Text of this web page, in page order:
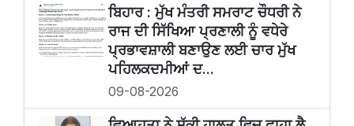
ਬਿਹਾਰ : ਮੁੱਖ ਮੰਤਰੀ ਸਮਰਾਟ ਚੌਧਰੀ ਨੇ
ਰਾਜ ਦੀ ਸਿੱਖਿਆ ਪ੍ਰਣਾਲੀ ਨੂੰ ਵਧੇਰੇ
ਪ੍ਰਭਾਵਸ਼ਾਲੀ ਬਣਾਉਣ ਲਈ ਚਾਰ ਮੁੱਖ
ਪਹਿਲਕਦਮੀਆਂ ਦ...
09-08-2026